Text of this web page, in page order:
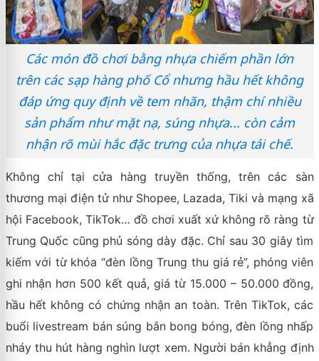
Các món đồ chơi bằng nhựa chiếm phần lớn
trên các sạp hàng phố Cổ nhưng hầu hết không
đáp ứng quy định về tem nhãn, thậm chí nhiều
sản phẩm như mặt nạ, súng nhựa... còn cảm
nhận rõ mùi hắc đặc trưng của nhựa tái chế.
Không chỉ tại cửa hàng truyền thống, trên các sàn
thương mại điện tử như Shopee, Lazada, Tiki và mạng xã
hội Facebook, TikTok… đồ chơi xuất xứ không rõ ràng từ
Trung Quốc cũng phủ sóng dày đặc. Chỉ sau 30 giây tìm
kiếm với từ khóa “đèn lồng Trung thu giá rẻ”, phóng viên
ghi nhận hơn 500 kết quả, giá từ 15.000 – 50.000 đồng,
hầu hết không có chứng nhận an toàn. Trên TikTok, các
buổi livestream bán súng bắn bong bóng, đèn lồng nhấp
nháy thu hút hàng nghìn lượt xem. Người bán khẳng định